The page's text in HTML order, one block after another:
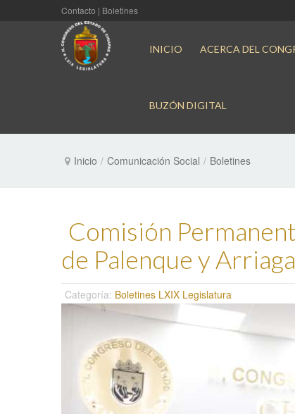
Contacto | Boletines
INICIO ACERCA DEL
BUZÓN DIGITAL
Inicio / Comunicación Social / Boletines
Comisión
de Palenque y Arriaga
Categoría: Boletines LXIX Legislatura